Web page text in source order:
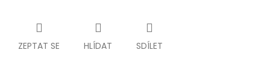
ZEPTAT SE HLÍDAT SDÍLET